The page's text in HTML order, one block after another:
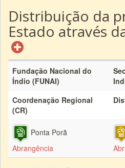
Distribuição da
Estado através
Fundação Nacional do
Índio (FUNAI)
Coordenação Regional
(CR)
Ponta Porã
Abrangência